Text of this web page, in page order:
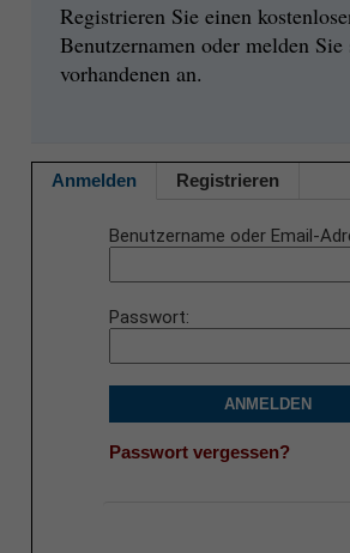
Registrieren Sie einen
Benutzernamen oder melden
vorhandenen an.
Anmelden Registrieren
Benutzername oder Email-
Passwort
ANMELDEN
Passwort vergessen?